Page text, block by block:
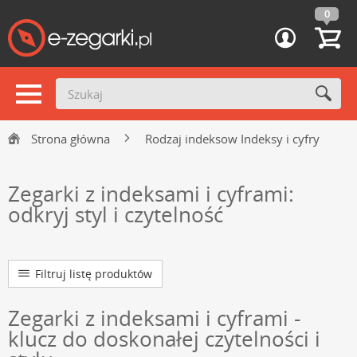
0
Strona główna Rodzaj indeksow Indeksy i cyfry
Zegarki z indeksami i cyframi:
odkryj styl i czytelność
Filtruj listę produktów
Zegarki z indeksami i cyframi -
klucz do doskonałej czytelności i